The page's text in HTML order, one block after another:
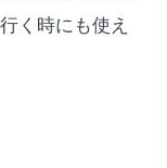
く時にも使え